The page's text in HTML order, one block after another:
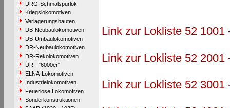
DRG-Schmalspurlok.
Kriegslokomotiven
Verlagerungsbauten
DB-Neubaulokomotiven
DB-Umbaulokomotiven
DR-Neubaulokomotiven
DR-Rekolokomotiven
DR - "6000er"
ELNA-Lokomotiven
Industrielokomotiven
Feuerlose Lokomotiven
Sonderkonstruktionen
Link zur Lokliste 52 1001
Link zur Lokliste 52 2001
Link zur Lokliste 52 3001